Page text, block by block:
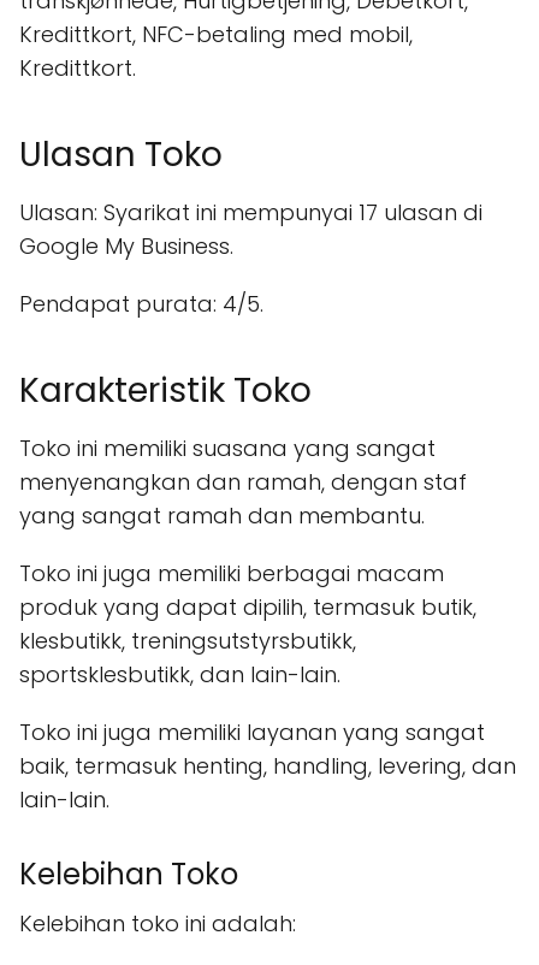
Kredittkort, NFC-betaling med mobil,
Kredittkort.
Ulasan Toko
Ulasan: Syarikat ini mempunyai 17 ulasan di
Google My Business.
Pendapat purata: 4/5.
Karakteristik Toko
Toko ini memiliki suasana yang sangat
menyenangkan dan ramah, dengan staf
yang sangat ramah dan membantu.
Toko ini juga memiliki berbagai macam
produk yang dapat dipilih, termasuk butik,
klesbutikk, treningsutstyrsbutikk,
sportsklesbutikk, dan lain-lain.
Toko ini juga memiliki layanan yang sangat
baik, termasuk henting, handling, levering, dan
lain-lain.
Kelebihan Toko
Kelebihan toko ini adalah: